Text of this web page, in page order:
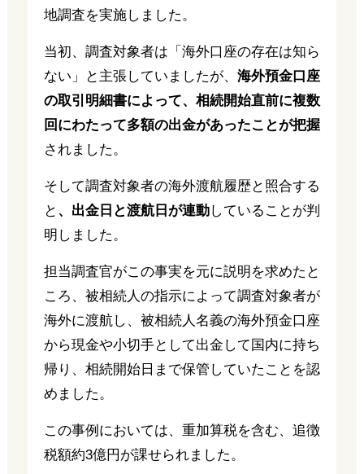
地調査を実施しました。
当初、調査対象者は「海外口座の存在は知ら
ない」と主張していましたが、 海外預金口座
の取引明細書によって、相続開始直前に複数
回にわたって多額の出金があったことが把握
されました。
そして調査対象者の海外渡航履歴と照合する
と 、出金日と渡航日が連動していることが判
明しました。
担当調査官がこの事実を元に説明を求めたと
ころ、被相続人の指示によって調査対象者が
海外に渡航し、被相続人名義の海外預金口座
から現金や小切手として出金して国内に持ち
帰り、相続開始日まで保管していたことを認
めました。
この事例においては、重加算税を含む、追徴
税額約3億円が課せられました。